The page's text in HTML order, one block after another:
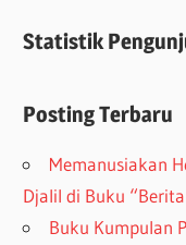
Statistik
Posting Terbaru
Memanusiakan
Djalil di Buku
Buku Kumpulan